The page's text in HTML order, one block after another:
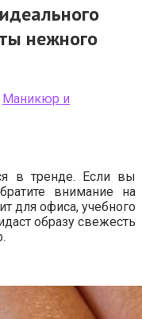
нежного
Маникюр и
в тренде. Если вы
внимание на
для офиса, учебного
образу свежесть